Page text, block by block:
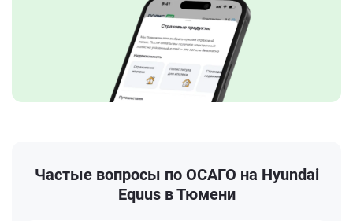
Частые вопросы по ОСАГО на Hyundai
Equus в Тюмени